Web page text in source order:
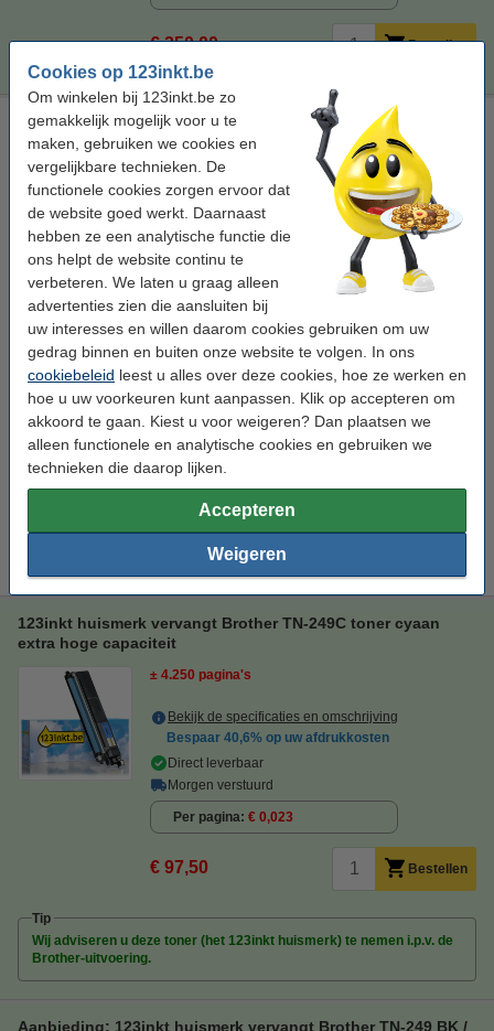
Cookies op 123inkt.be
Om winkelen bij 123inkt.be zo
gemakkelijk mogelijk voor u te
maken, gebruiken we cookies en
vergelijkbare technieken. De
functionele cookies zorgen ervoor dat
de website goed werkt. Daarnaast
hebben ze een analytische functie die
ons helpt de website continu te
verbeteren. We laten u graag alleen
advertenties zien die aansluiten bij
uw interesses en willen daarom cookies gebruiken om uw
gedrag binnen en buiten onze website te volgen. In ons
cookiebeleid leest u alles over deze cookies, hoe ze werken en
hoe u uw voorkeuren kunt aanpassen. Klik op accepteren om
akkoord te gaan. Kiest u voor weigeren? Dan plaatsen we
alleen functionele en analytische cookies en gebruiken we
technieken die daarop lijken.
Accepteren
Weigeren
€ 250,00 Bestellen
Brother TN-249C toner cyaan extra hoge capaciteit
(origineel)
± 4.000 pagina's
Bekijk de specificaties en omschrijving
Direct leverbaar
Morgen verstuurd
Per pagina
€ 154,50
Bespaar40,6%op uw afdrukkosten
Bespaar op uw afdrukkosten. Én print 250 pagina's meer.
123inkt huismerk vervangt Brother TN-249C toner cyaan
extra hoge capaciteit
€ 97,50
Tip
Wij adviseren u i.p.v. deze toner het 123inkt huismerk te nemen.
123inkt huismerk vervangt Brother TN-249C toner cyaan
extra hoge capaciteit
± 4.250 pagina's
Bekijk de specificaties en omschrijving
Bespaar 40,6% op uw afdrukkosten
Direct leverbaar
Morgen verstuurd
Per pagina € 0,023
€ 97,50 Bestellen
Tip
Wij adviseren u deze toner (het 123inkt huismerk) te nemen i.p.v. de
Brother-uitvoering.
Aanbieding: 123inkt huismerk vervangt Brother TN-249 BK /